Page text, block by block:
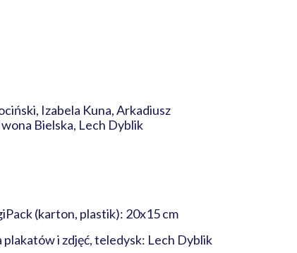
Izabela Kuna, Arkadiusz
Bielska, Lech Dyblik
(karton, plastik): 20x15 cm
i zdjęć, teledysk: Lech Dyblik